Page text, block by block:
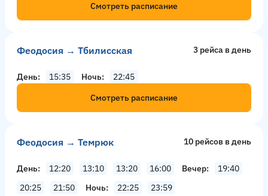
Смотреть расписание
Феодосия → Тбилисская 3 рейсa в день
День 15:35 Ночь
22:45
Смотреть расписание
Феодосия → Темрюк 10 рейсов в день
День 12:20 13:10 13:20 16:00 Вечер
19:40
20:25
21:50 Ночь 22:25 23:59